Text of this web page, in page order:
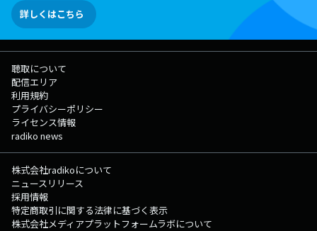
詳しくはこちら
聴取について
配信エリア
利用規約
プライバシーポリシー
ライセンス情報
radiko news
株式会社radikoについて
ニュースリリース
採用情報
特定商取引に関する法律に基づく表示
株式会社メディアプラットフォームラボについて